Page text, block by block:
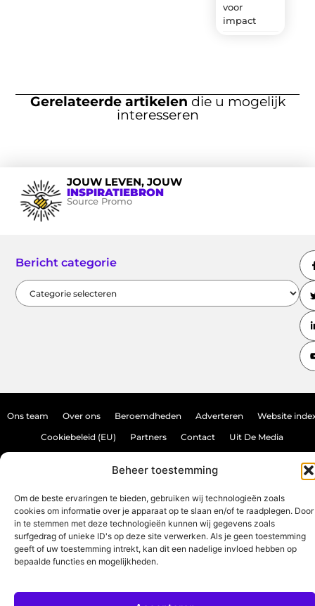
Beheer toestemming
Om de beste ervaringen te bieden, gebruiken wij technologieën zoals
cookies om informatie over je apparaat op te slaan en/of te raadplegen. Door
in te stemmen met deze technologieën kunnen wij gegevens zoals
surfgedrag of unieke ID's op deze site verwerken. Als je geen toestemming
geeft of uw toestemming intrekt, kan dit een nadelige invloed hebben op
bepaalde functies en mogelijkheden.
voor
impact
Gerelateerde artikelen die u mogelijk
interesseren
JOUW LEVEN, JOUW
INSPIRATIEBRON
Source Promo
Bericht categorie
Ons team Over ons Beroemdheden Adverteren Website
Cookiebeleid (EU) Partners Contact Uit De Media
Verdien geld met je website: haal het maximale uit je online
All Rights Reserved © 2025
www.source-promo.nl.